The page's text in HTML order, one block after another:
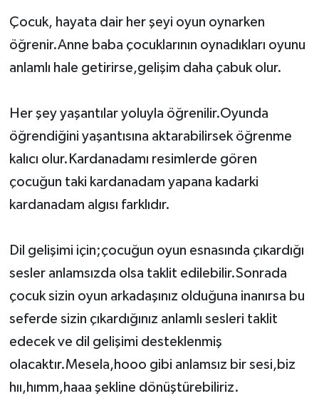
Çocuk, hayata dair her şeyi oyun oynarken
öğrenir.Anne baba çocuklarının oynadıkları oyunu
anlamlı hale getirirse,gelişim daha çabuk olur.
Her şey yaşantılar yoluyla öğrenilir.Oyunda
öğrendiğini yaşantısına aktarabilirsek öğrenme
kalıcı olur.Kardanadamı resimlerde gören
çocuğun taki kardanadam yapana kadarki
kardanadam algısı farklıdır.
Dil gelişimi için;çocuğun oyun esnasında çıkardığı
sesler anlamsızda olsa taklit edilebilir.Sonrada
çocuk sizin oyun arkadaşınız olduğuna inanırsa bu
seferde sizin çıkardığınız anlamlı sesleri taklit
edecek ve dil gelişimi desteklenmiş
olacaktır.Mesela,hooo gibi anlamsız bir sesi,biz
hıı,hımm,haaa şekline dönüştürebiliriz.